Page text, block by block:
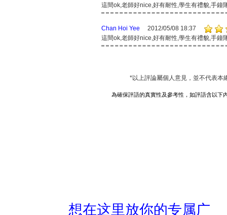
這間ok,老師好nice,好有耐性,學生有禮貌,手鐘
Chan Hoi Yee
2012/05/08 18:37
這間ok,老師好nice,好有耐性,學生有禮貌,手鐘
*以上評論屬個人意見，並不代表本
為確保評語的真實性及參考性，如評語含以下